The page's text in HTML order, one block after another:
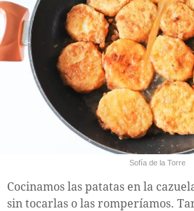
Sofía de la Torre
Cocinamos las patatas en la
sin tocarlas o las romperíamos.